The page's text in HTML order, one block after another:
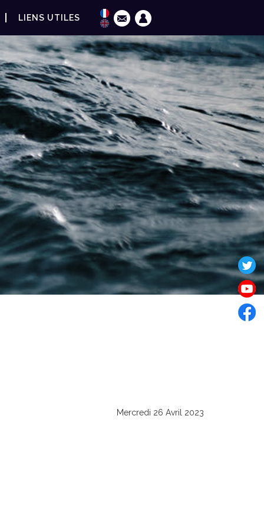
LIENS UTILES
Mercredi 26 Avril 2023